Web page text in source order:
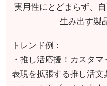
実用性にとどまらず、
生み出す製
トレンド例：
・推し活応援！カスタ
表現を拡張する推し活文